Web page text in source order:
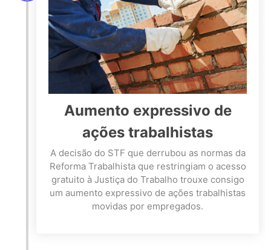
Aumento expressivo de
ações trabalhistas
A decisão do STF que derrubou as normas da
Reforma Trabalhista que restringiam o acesso
gratuito à Justiça do Trabalho trouxe consigo
um aumento expressivo de ações trabalhistas
movidas por empregados.